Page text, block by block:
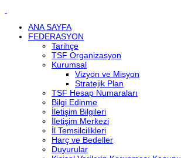
ANA SAYFA
FEDERASYON
Tarihçe
TSF Organizasyon
Kurumsal
Vizyon ve Misyon
Stratejik Plan
TSF Hesap Numaraları
Bilgi Edinme
İletişim Bilgileri
İletişim Merkezi
İl Temsilcilikleri
Harç ve Bedeller
Duyurular